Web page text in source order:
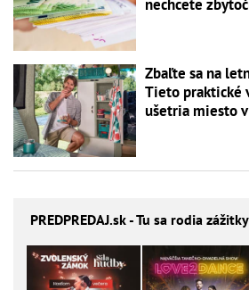
nechcete
Zbaľte sa na
Tieto praktické
ušetria miesto
PREDPREDAJ.sk - Tu sa rodia zážitky